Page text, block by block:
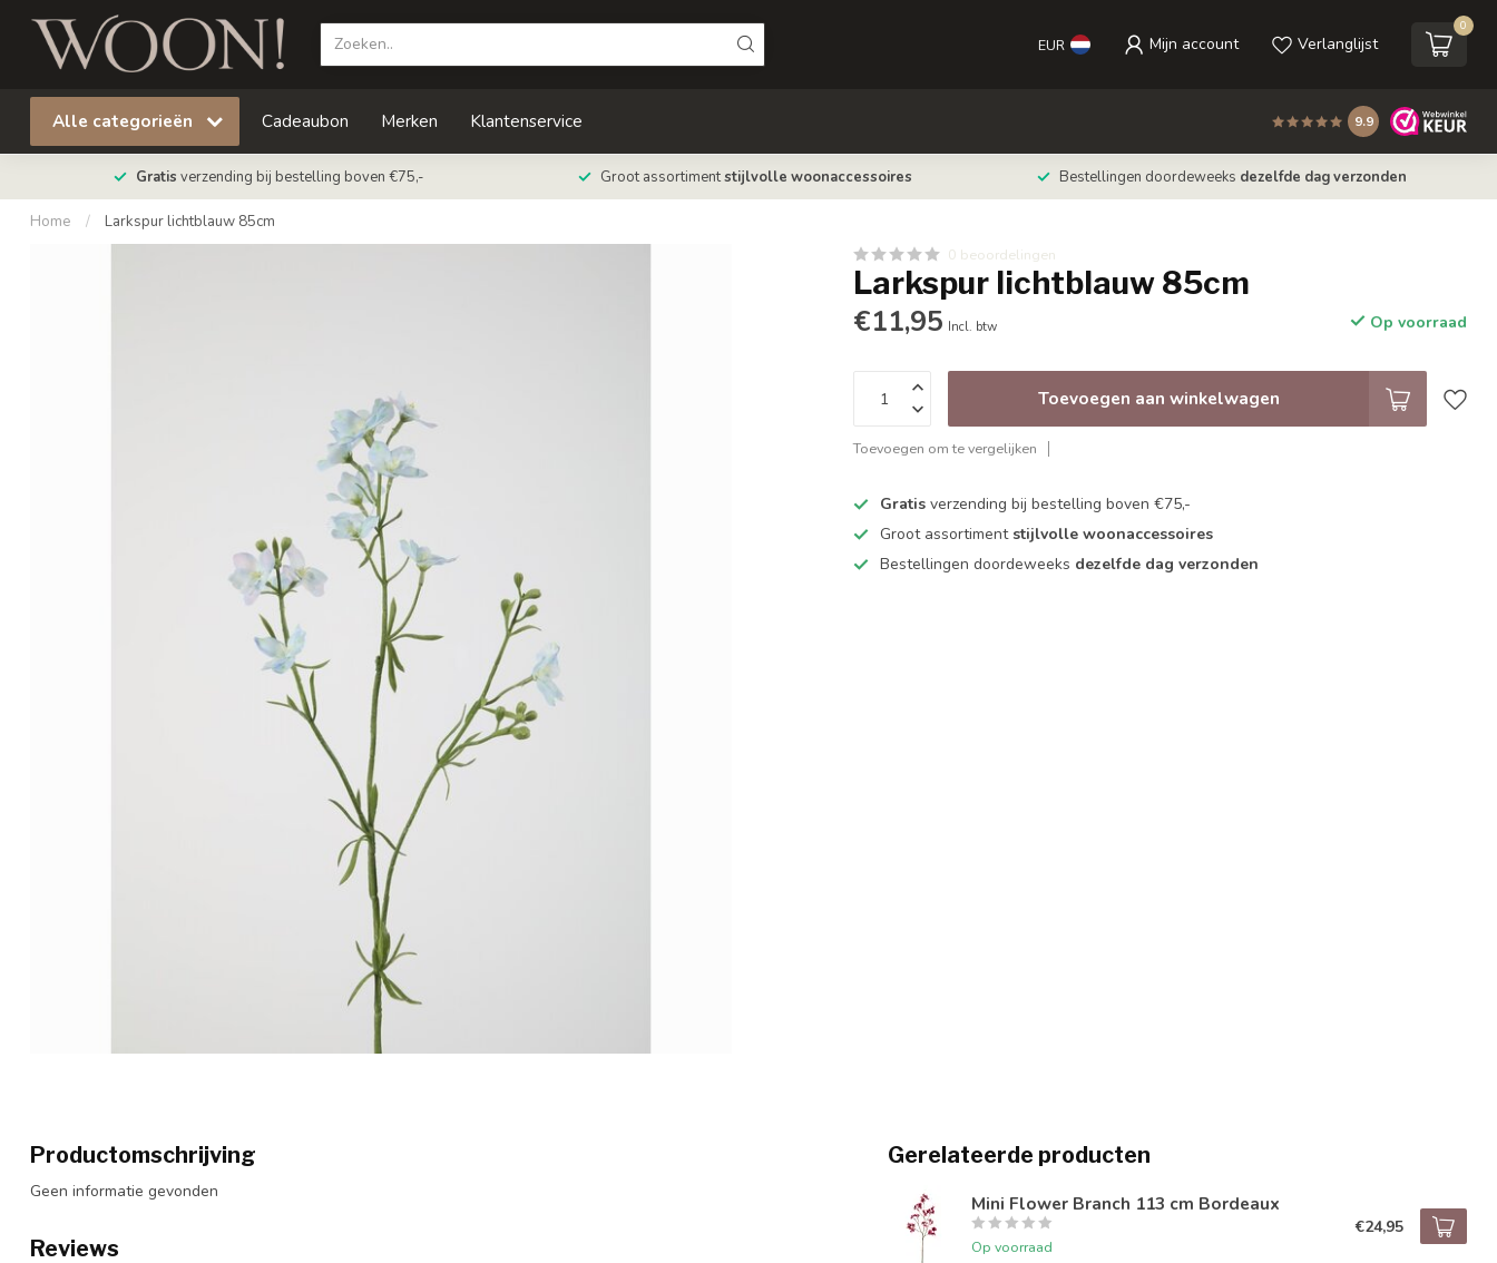
EUR Mijn account Verlanglijst
0
Alle categorieën Cadeaubon Merken Klantenservice 9.9
Gratis verzending bij bestelling boven €75,- Groot assortimentstijlvolle woonaccessoires Bestellingen doordeweeks dezelfde dag verzonden
Home / Larkspur lichtblauw 85cm
0 beoordelingen
Larkspur lichtblauw 85cm
€11,95 Incl. btw Op voorraad
Toevoegen aan winkelwagen
Toevoegen om te vergelijken
Gratis verzending bij bestelling boven €75,-
Groot assortiment stijlvolle woonaccessoires
Bestellingen doordeweeks dezelfde dag verzonden
Productomschrijving
Geen informatie gevonden
Reviews
Gerelateerde producten
Mini Flower Branch 113 cm Bordeaux
Op voorraad
€24,95